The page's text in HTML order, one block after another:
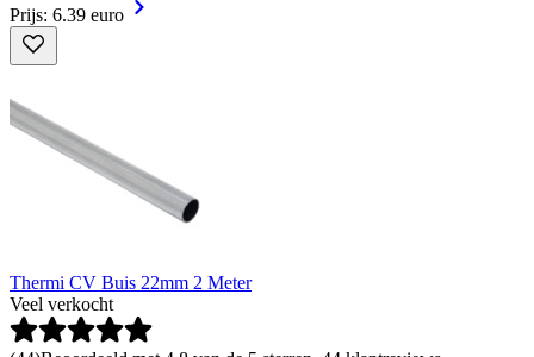
Prijs: 6.39 euro
Thermi CV Buis 22mm 2 Meter
Veel verkocht